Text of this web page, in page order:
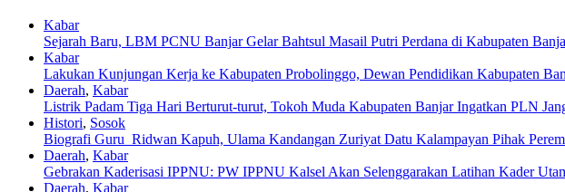
Kabar
Sejarah Baru, LBM PCNU Banjar Gelar Bahtsul Masail Putri Perdana di Kabupaten
Kabar
Lakukan Kunjungan Kerja ke Kabupaten Probolinggo, Dewan Pendidikan Kabupaten
Daerah, Kabar
Listrik Padam Tiga Hari Berturut-turut, Tokoh Muda Kabupaten Banjar Ingatkan PLN
Histori, Sosok
Biografi Guru Ridwan Kapuh, Ulama Kandangan Zuriyat Datu Kalampayan Pihak
Daerah, Kabar
Gebrakan Kaderisasi IPPNU: PW IPPNU Kalsel Akan Selenggarakan Latihan Kader
Daerah, Kabar